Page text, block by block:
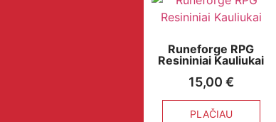
Runeforge RPG
Resininiai Kauliukai
15,00 €
PLAČIAU